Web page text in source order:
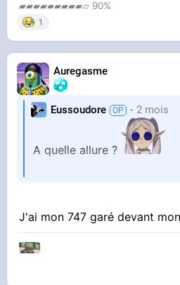
▰▰▰▰▰▰▰▰▰▱ 90%
1
Auregasme
Eussoudore 2 mois
A quelle allure ?
Parce que si c'est en
J'ai mon 747 garé devant